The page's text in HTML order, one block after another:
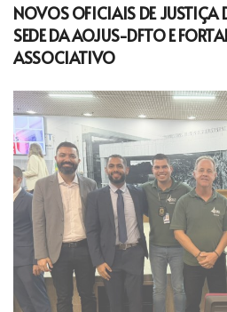
NOVOS OFICIAIS DE JUSTIÇA
SEDE DA AOJUS-DFTO E
ASSOCIATIVO